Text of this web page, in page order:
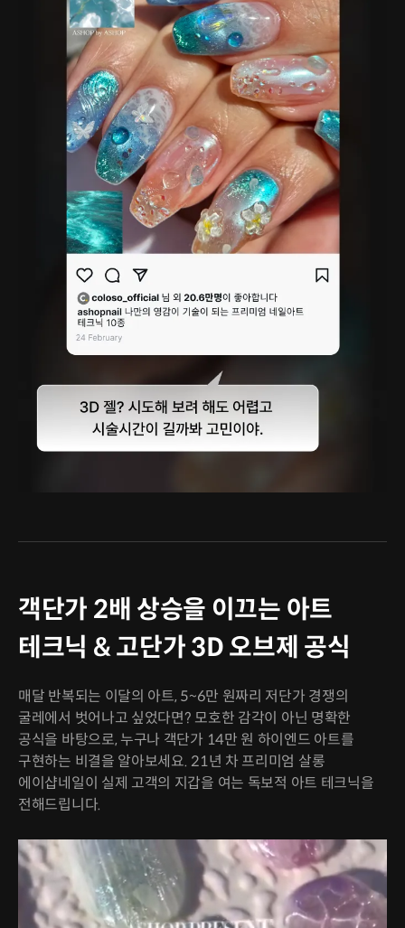
객단가 2배 상승을 이끄는 아트
테크닉 & 고단가 3D 오브제 공식
매달 반복되는 이달의 아트, 5~6만 원짜리 저단가 경쟁의
굴레에서 벗어나고 싶었다면? 모호한 감각이 아닌 명확한
공식을 바탕으로, 누구나 객단가 14만 원 하이엔드 아트를
구현하는 비결을 알아보세요. 21년 차 프리미엄 살롱
에이샵네일이 실제 고객의 지갑을 여는 독보적 아트 테크닉을
전해드립니다.